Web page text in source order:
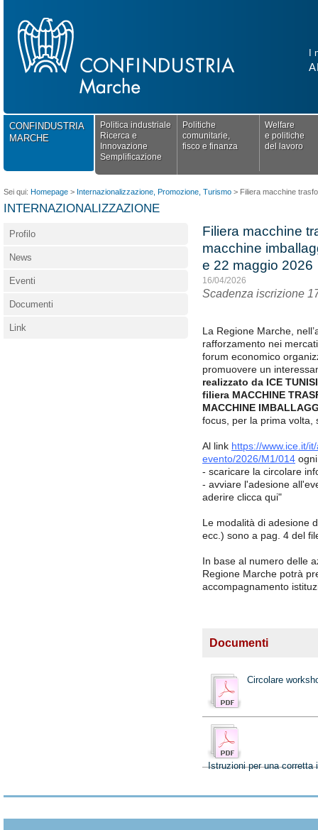
CONFINDUSTRIA
MARCHE
Politica industriale
Ricerca e
Innovazione
Semplificazione
Politiche
comunitarie,
fisco e finanza
Welfare
e politiche
del lavoro
Sei qui: Homepage > Internazionalizzazione, Promozione, Turismo > Filiera macchine
INTERNAZIONALIZZAZIONE
Filiera macchine
macchine
e 22 maggio 2026
16/04/2026
Scadenza iscrizione
La Regione Marche,
rafforzamento nei
forum economico
promuovere un
realizzato da ICE
filiera MACCHINE
MACCHINE
focus, per la prima volta,
Al link https://www.ice.it/
evento/2026/M1/014
- scaricare la circolare
- avviare l'adesione
aderire clicca qui"
Le modalità di adesione
ecc.) sono a pag. 4 del
In base al numero delle
Regione Marche potrà
accompagnamento
Documenti
Circolare
Istruzioni per una corretta
Profilo
News
Eventi
Documenti
Link